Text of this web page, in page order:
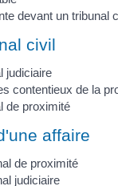
devant un tribunal
civil
judiciaire
contentieux de la
de proximité
affaire
de proximité
judiciaire